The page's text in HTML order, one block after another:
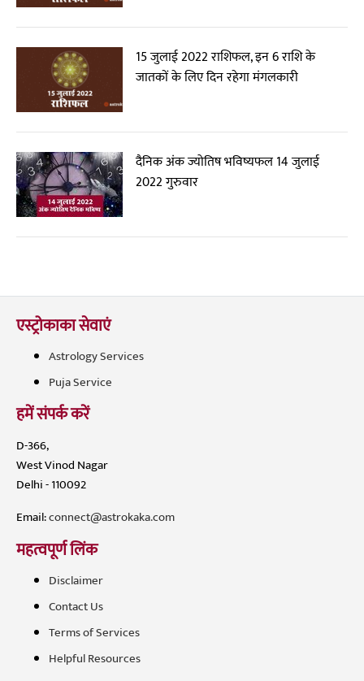
15 जुलाई 2022 राशिफल, इन 6 राशि के
जातकों के लिए दिन रहेगा मंगलकारी
दैनिक अंक ज्योतिष भविष्यफल 14 जुलाई
2022 गुरुवार
एस्ट्रोकाका सेवाएं
Astrology Services
Puja Service
हमें संपर्क करें
D-366,
West Vinod Nagar
Delhi - 110092
Email:connect@astrokaka.com
महत्वपूर्ण लिंक
Disclaimer
Contact Us
Terms of Services
Helpful Resources